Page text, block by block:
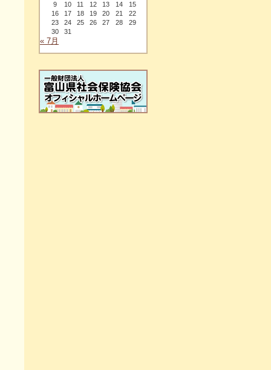
9
10 11 12 13 14
15
16
17 18 19 20 21
22
23
24 25 26 27 28
29
30
31
« 7月